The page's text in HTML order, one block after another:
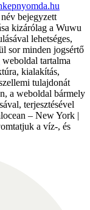
bejegyzett
kizárólag a Wuwu
lehetséges,
sor minden jogsértő
weboldal tartalma
kialakítás,
tulajdonát
a weboldal bármely
terjesztésével
– New York |
a víz-, és